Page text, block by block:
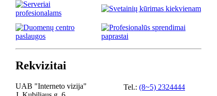
Rekvizitai
UAB "Interneto vizija"
Tel.: (8~5) 2324444